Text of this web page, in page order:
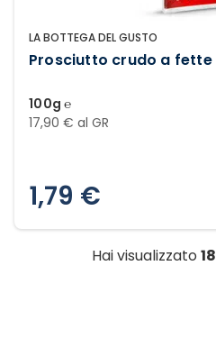
LA BOTTEGA DEL GUSTO
Prosciutto crudo a fette
100g ℮
17,90 € al GR
1,79 €
Hai visualizzato 18